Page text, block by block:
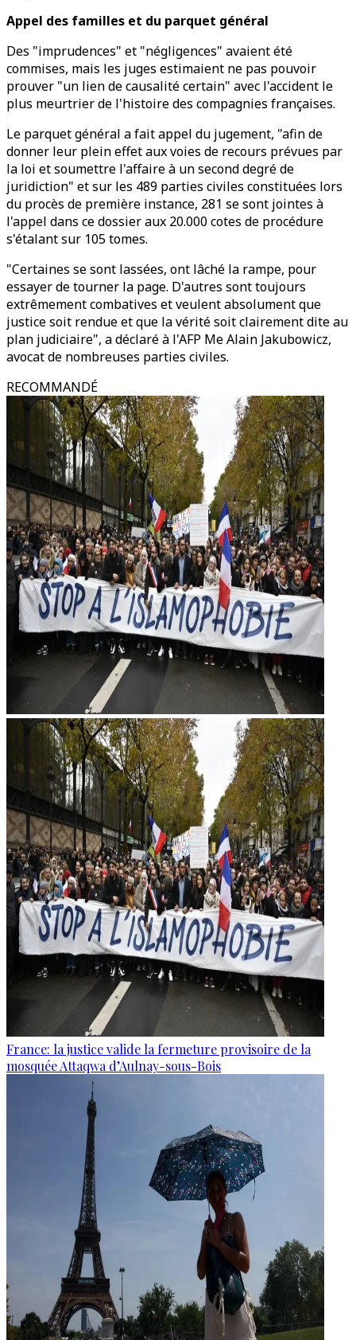
Appel des familles et du parquet général
Des "imprudences" et "négligences" avaient été
commises, mais les juges estimaient ne pas pouvoir
prouver "un lien de causalité certain" avec l'accident le
plus meurtrier de l'histoire des compagnies françaises.
Le parquet général a fait appel du jugement, "afin de
donner leur plein effet aux voies de recours prévues par
la loi et soumettre l'affaire à un second degré de
juridiction" et sur les 489 parties civiles constituées lors
du procès de première instance, 281 se sont jointes à
l'appel dans ce dossier aux 20.000 cotes de procédure
s'étalant sur 105 tomes.
"Certaines se sont lassées, ont lâché la rampe, pour
essayer de tourner la page. D'autres sont toujours
extrêmement combatives et veulent absolument que
justice soit rendue et que la vérité soit clairement dite au
plan judiciaire", a déclaré à l'AFP Me Alain Jakubowicz,
avocat de nombreuses parties civiles.
RECOMMANDÉ
France: la justice valide la fermeture provisoire de la
mosquée Attaqwa d’Aulnay-sous-Bois